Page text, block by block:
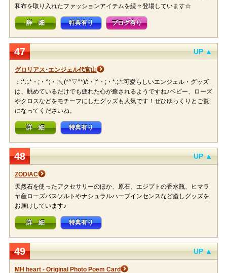
和布を取り入れたファッションアイテムを続々登場しています☆
詳 細 特典有り ブログ有り
47 UP ▲
グロリアス･エンジェル代官山
：:*.;.*・;・^;・:＼(*^▽^*)/:・;^・;・*.;.*:可愛らしいエンジェル・グッズ
は、眺めているだけでも疲れた心が癒されるようですね♪ベビー、ローズ
やクロスなどをモチーフにしたグッズも人気です！ぜひゆっくりとご覧
になってくださいね。
詳 細 特典有り
48 UP ▲
ZODIAC
天然石を使ったアクセサリーのほか、原石、エジプトの香水瓶、ヒマラ
ヤ産ローズバスソルトやナシュラルハーブインセンスなど癒しグッズを
お届けしています♪
詳 細 特典有り
49 UP ▲
MH heart - Original Photo Poem Card